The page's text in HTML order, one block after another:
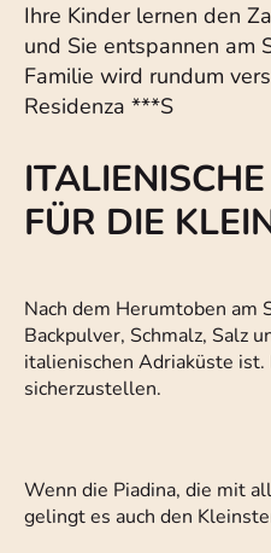
Ihre Kinder lernen den
und Sie entspannen am
Familie wird rundum
Residenza ***S
FÜR DIE
Nach dem Herumtoben am
Backpulver, Schmalz, Salz
italienischen Adriaküste
sicherzustellen.
Wenn die Piadina, die mit
gelingt es auch den